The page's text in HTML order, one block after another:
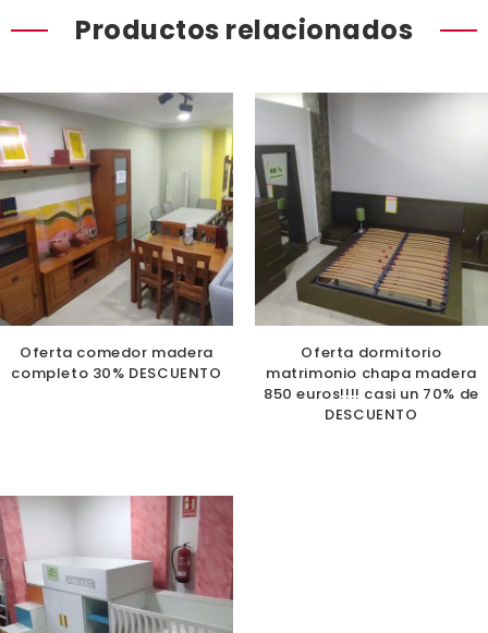
Productos relacionados
Oferta comedor madera
completo 30% DESCUENTO
Oferta dormitorio
matrimonio chapa madera
850 euros!!!! casi un 70% de
DESCUENTO